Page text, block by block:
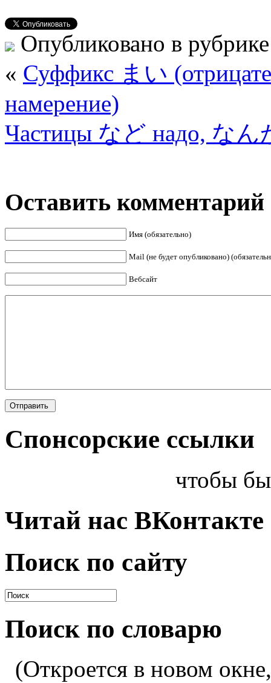
Опубликовано в
« Суффикс まい
намерение)
Частицы など надо, なん
Оставить комментарий
Имя (обязательно)
Mail (не будет опубликовано)
Вебсайт
Спонсорские ссылки
чтобы
Читай нас ВКонтакте
Поиск по сайту
Поиск по словарю
(Откроется в новом